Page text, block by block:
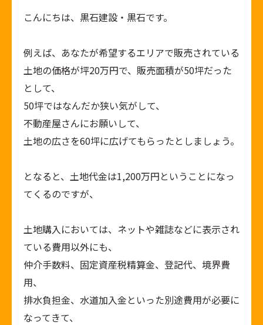
こんにちは、黒石建設・黒石です。
例えば、あなたが希望するエリアで販売されている
土地の価格が坪20万円で、販売面積が50坪だった
として、
50坪ではなんだか狭い気がして、
不動産屋さんにお願いして、
土地の広さを60坪に広げてもらったとしましょう。
となると、土地代金は1,200万円ということになっ
てくるのですが、
土地購入においては、ネットや雑誌などに表示され
ている費用以外にも、
仲介手数料、固定資産税精算金、登記代、境界費
用、
排水負担金、水道加入金といった別途費用が必要に
なってきて、